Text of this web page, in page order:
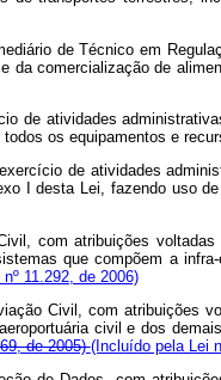
de Técnico em
comercialização de
de atividades
os equipamentos e
de atividades
I desta Lei, fazendo uso
com atribuições voltadas
que compõem a
11.292, de 2006)
Civil, com atribuições
civil e dos
de 2005)(Incluído pela Lei